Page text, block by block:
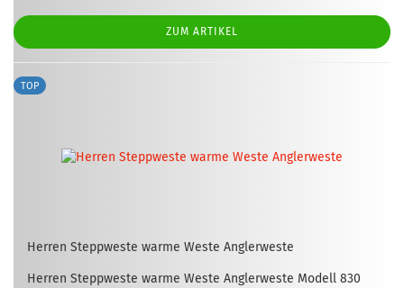
ZUM ARTIKEL
TOP
Her­ren Stepp­wes­te warme Weste Ang­ler­wes­te
Her­ren Stepp­wes­te warme Weste Ang­ler­wes­te Mo­dell 830